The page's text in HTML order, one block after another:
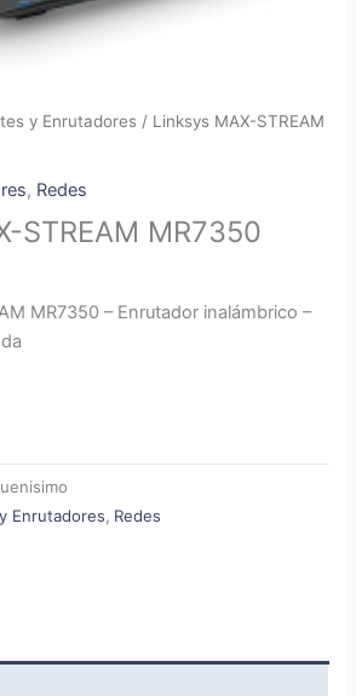
y Enrutadores / Linksys MAX-STREAM
, Redes
STREAM MR7350
MR7350 – Enrutador inalámbrico –
Enrutadores, Redes